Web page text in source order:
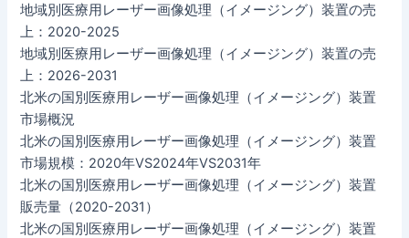
地域別医療用レーザー画像処理（イメージング）装置の売
上：2020-2025
地域別医療用レーザー画像処理（イメージング）装置の売
上：2026-2031
北米の国別医療用レーザー画像処理（イメージング）装置
市場概況
北米の国別医療用レーザー画像処理（イメージング）装置
市場規模：2020年VS2024年VS2031年
北米の国別医療用レーザー画像処理（イメージング）装置
販売量（2020-2031）
北米の国別医療用レーザー画像処理（イメージング）装置